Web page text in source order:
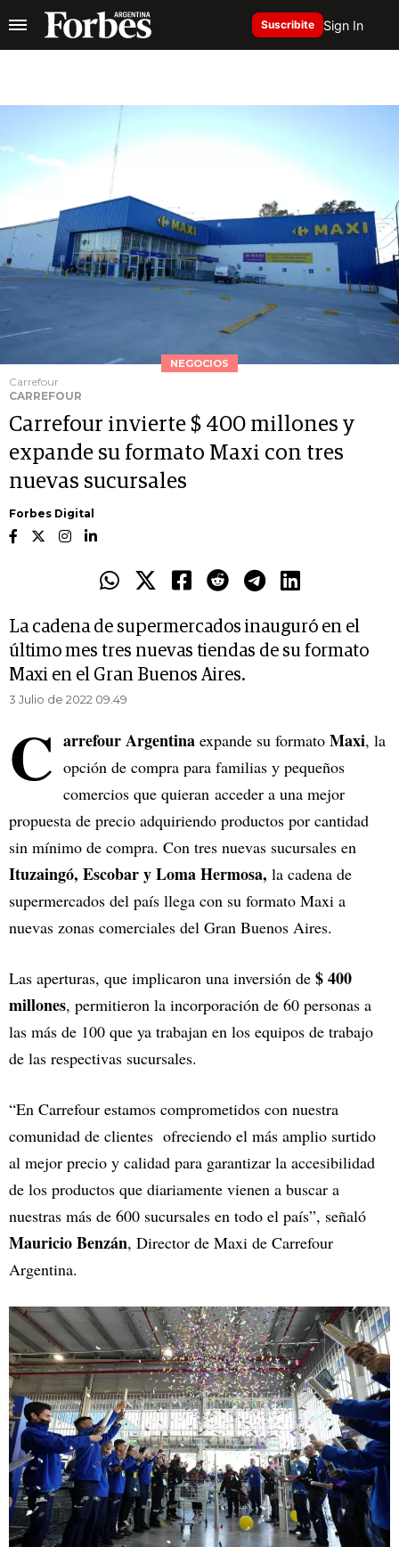
Suscribite Sign In
NEGOCIOS
Carrefour
CARREFOUR
Carrefour invierte $ 400 millones y
expande su formato Maxi con tres
nuevas sucursales
Forbes Digital
La cadena de supermercados inauguró en el
último mes tres nuevas tiendas de su formato
Maxi en el Gran Buenos Aires.
3 Julio de 2022 09.49
C arrefour Argentina expande su formato Maxi, la
opción de compra para familias y pequeños
comercios que quieran acceder a una mejor
propuesta de precio adquiriendo productos por cantidad
sin mínimo de compra. Con tres nuevas sucursales en
Ituzaingó, Escobar y Loma Hermosa, la cadena de
supermercados del país llega con su formato Maxi a
nuevas zonas comerciales del Gran Buenos Aires.
Las aperturas, que implicaron una inversión de $ 400
millones, permitieron la incorporación de 60 personas a
las más de 100 que ya trabajan en los equipos de trabajo
de las respectivas sucursales.
“En Carrefour estamos comprometidos con nuestra
comunidad de clientes ofreciendo el más amplio surtido
al mejor precio y calidad para garantizar la accesibilidad
de los productos que diariamente vienen a buscar a
nuestras más de 600 sucursales en todo el país”, señaló
Mauricio Benzán, Director de Maxi de Carrefour
Argentina.